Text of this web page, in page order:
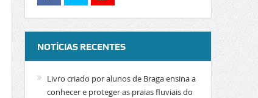
NOTÍCIAS RECENTES
Livro criado por alunos de Braga ensina a
conhecer e proteger as praias fluviais do